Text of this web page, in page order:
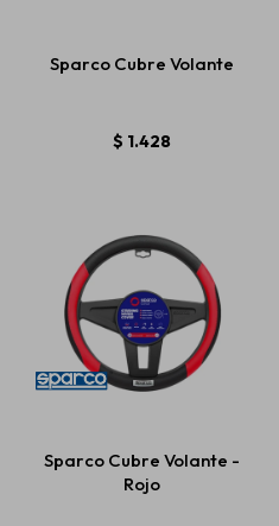
Sparco Cubre Volante
$ 1.428
Sparco Cubre Volante -
Rojo